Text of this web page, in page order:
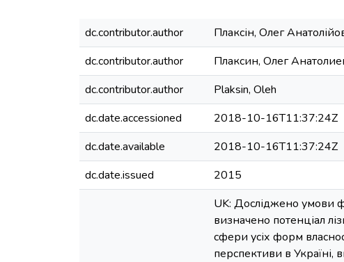
dc.contributor.author
Плаксін, Олег
dc.contributor.author
Плаксин, Олег
dc.contributor.author
Plaksin, Oleh
dc.date.accessioned
2018-10-16T11:37:24Z
dc.date.available
2018-10-16T11:37:24Z
dc.date.issued
2015
UK: Досліджено умови
визначено потенціал
сфери усіх форм
перспективи в Україні,